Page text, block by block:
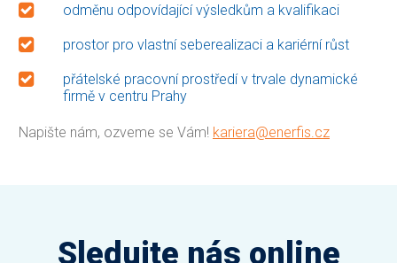
odměnu odpovídající výsledkům a kvalifikaci
prostor pro vlastní seberealizaci a kariérní růst
přátelské pracovní prostředí v trvale dynamické
firmě v centru Prahy
Napište nám, ozveme se Vám! kariera@enerfis.cz
Sledujte nás online